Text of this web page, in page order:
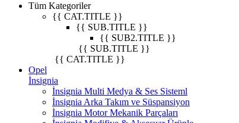
Tüm Kategoriler
{{ CAT.TITLE }}
{{ SUB.TITLE }}
{{ SUB2.TITLE }}
{{ SUB.TITLE }}
{{ CAT.TITLE }}
Opel
İnsignia
İnsignia Multi Medya & Ses Sisteml
İnsignia Arka Takım ve Süspansiyon
İnsignia Motor Mekanik Parçaları